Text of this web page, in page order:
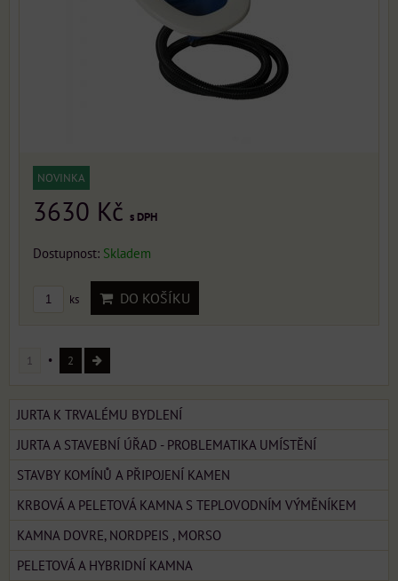
NOVINKA
3630 Kč s DPH
Dostupnost: Skladem
ks DO KOŠÍKU
1 2
JURTA K TRVALÉMU BYDLENÍ
JURTA A STAVEBNÍ ÚŘAD - PROBLEMATIKA UMÍSTĚNÍ
STAVBY KOMÍNŮ A PŘIPOJENÍ KAMEN
KRBOVÁ A PELETOVÁ KAMNA S TEPLOVODNÍM VÝMĚNÍKEM
KAMNA DOVRE, NORDPEIS , MORSO
PELETOVÁ A HYBRIDNÍ KAMNA